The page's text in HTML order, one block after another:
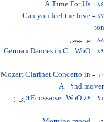
درس 87 - Can you feel the love
درس 89 - German Dances in C - WoO
درس 90 - Mozart Clarinet Concerto in
A - 2nd
درس 91 - Ecossaise . WoO 86 اثری از